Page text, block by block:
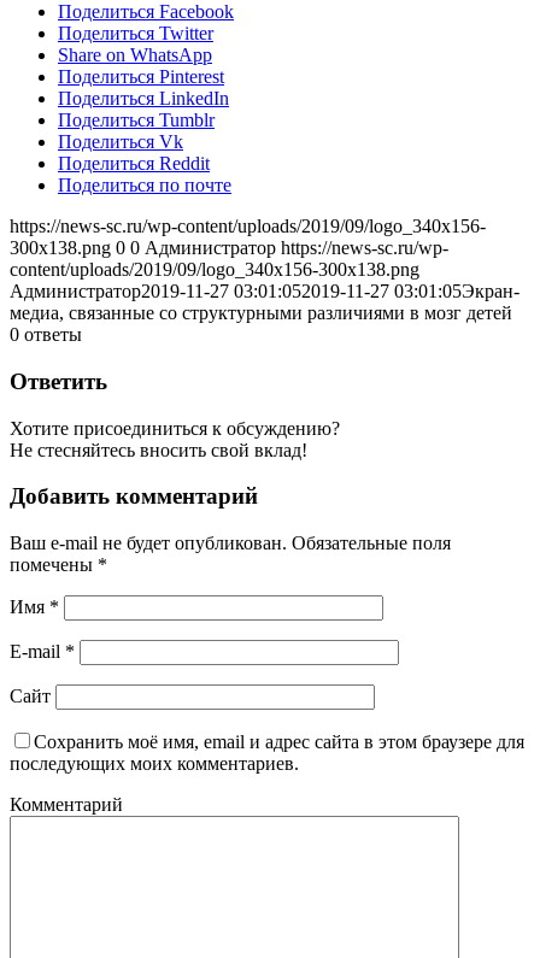
Поделиться Facebook
Поделиться Twitter
Share on WhatsApp
Поделиться Pinterest
Поделиться LinkedIn
Поделиться Tumblr
Поделиться Vk
Поделиться Reddit
Поделиться по почте
https://news-sc.ru/wp-content/uploads/2019/09/logo_340x156-
300x138.png 0 0 Администратор https://news-sc.ru/wp-
content/uploads/2019/09/logo_340x156-300x138.png
Администратор2019-11-27 03:01:052019-11-27 03:01:05Экран-
медиа, связанные со структурными различиями в мозг детей
0 ответы
Ответить
Хотите присоединиться к обсуждению?
Не стесняйтесь вносить свой вклад!
Добавить комментарий
Ваш e-mail не будет опубликован. Обязательные поля
помечены *
Имя *
E-mail *
Сайт
Сохранить моё имя, email и адрес сайта в этом браузере для
последующих моих комментариев.
Комментарий